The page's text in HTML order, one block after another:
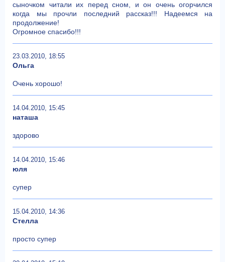
сыночком читали их перед сном, и он очень огорчился
когда мы прочли последний рассказ!!! Надеемся на
продолжение!
Огромное спасибо!!!
23.03.2010, 18:55
Ольга
Очень хорошо!
14.04.2010, 15:45
наташа
здорово
14.04.2010, 15:46
юля
супер
15.04.2010, 14:36
Стелла
просто супер